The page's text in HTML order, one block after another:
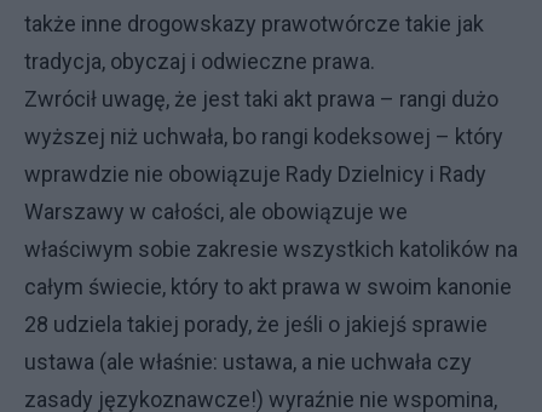
także inne drogowskazy prawotwórcze takie jak
tradycja, obyczaj i odwieczne prawa.
Zwrócił uwagę, że jest taki akt prawa – rangi dużo
wyższej niż uchwała, bo rangi kodeksowej – który
wprawdzie nie obowiązuje Rady Dzielnicy i Rady
Warszawy w całości, ale obowiązuje we
właściwym sobie zakresie wszystkich katolików na
całym świecie, który to akt prawa w swoim kanonie
28 udziela takiej porady, że jeśli o jakiejś sprawie
ustawa (ale właśnie: ustawa, a nie uchwała czy
zasady językoznawcze!) wyraźnie nie wspomina,